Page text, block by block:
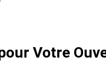
Votre